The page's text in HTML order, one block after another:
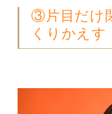
③片目だけ
くりかえす